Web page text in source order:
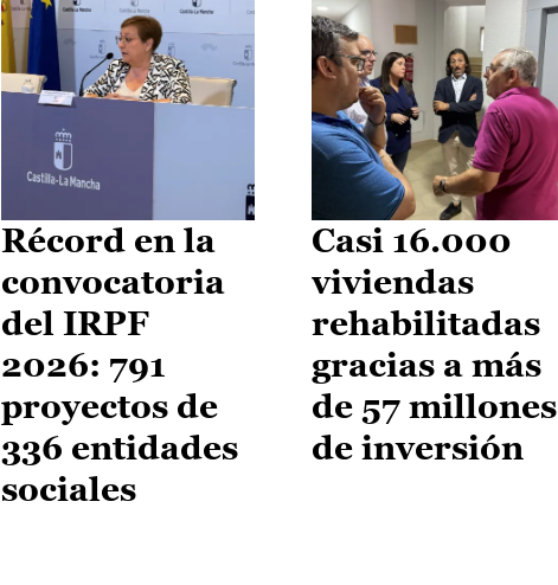
Récord en la
convocatoria
del IRPF
2026: 791
proyectos de
336 entidades
sociales
Casi 16.000
viviendas
rehabilitadas
gracias a más
de 57 millones
de inversión